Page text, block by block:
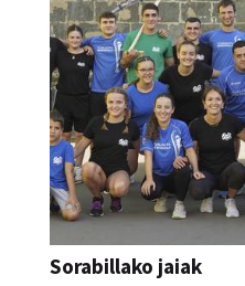
Sorabillako jaiak